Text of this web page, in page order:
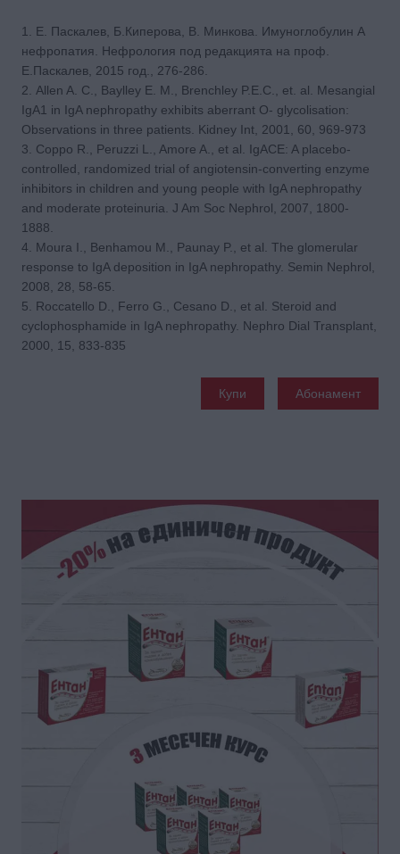
1. Е. Паскалев, Б.Киперова, В. Минкова. Имуноглобулин А
нефропатия. Нефрология под редакцията на проф.
Е.Паскалев, 2015 год., 276-286.
2. Allen A. C., Baylley E. M., Brenchley P.E.C., et. al. Mesangial
IgA1 in IgA nephropathy exhibits aberrant O- glycolisation:
Observations in three patients. Kidney Int, 2001, 60, 969-973
3. Coppo R., Peruzzi L., Amore A., et al. IgACE: A placebo-
controlled, randomized trial of angiotensin-converting enzyme
inhibitors in children and young people with IgA nephropathy
and moderate proteinuria. J Am Soc Nephrol, 2007, 1800-
1888.
4. Moura I., Benhamou M., Paunay P., et al. The glomerular
response to IgA deposition in IgA nephropathy. Semin Nephrol,
2008, 28, 58-65.
5. Roccatello D., Ferro G., Cesano D., et al. Steroid and
cyclophosphamide in IgA nephropathy. Nephro Dial Transplant,
2000, 15, 833-835
Купи Абонамент